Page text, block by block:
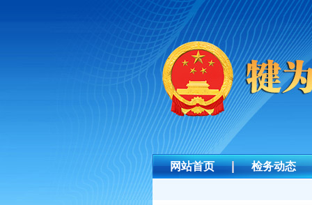
网站首页 检务动态